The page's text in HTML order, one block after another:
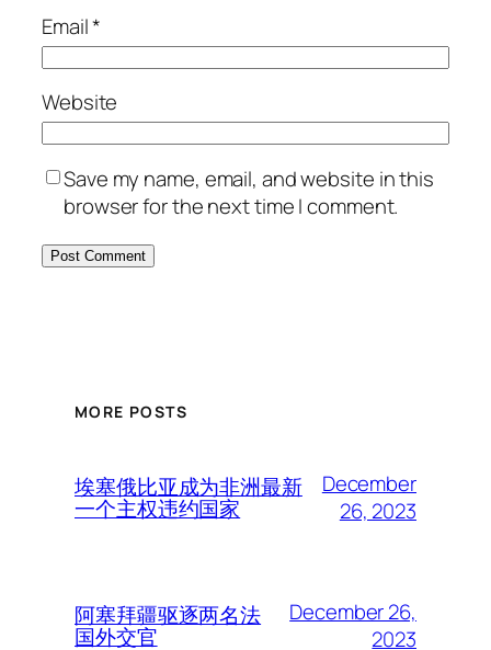
Email*
Website
Save my name, email, and website in this
browser for the next time I comment.
MORE POSTS
埃塞俄比亚成为非洲最新
一个主权违约国家
December
26, 2023
阿塞拜疆驱逐两名法
国外交官
December 26,
2023